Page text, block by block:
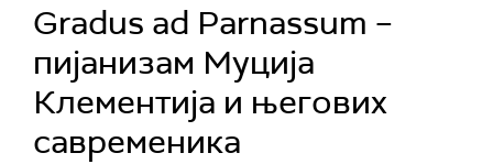
Gradus ad Parnassum –
пијанизам Муција
Клементија и његових
савременика